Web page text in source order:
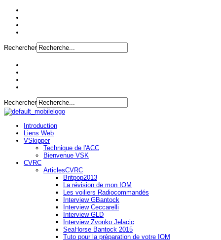
Rechercher
Rechercher
Introduction
Liens Web
VSkipper
Technique de l'ACC
Bienvenue VSK
CVRC
ArticlesCVRC
Britpop2013
La révision de mon IOM
Les voiliers Radiocommandés
Interview GBantock
Interview Ceccarelli
Interview GLD
Interview Zvonko Jelacic
SeaHorse Bantock 2015
Tuto pour la préparation de votre IOM